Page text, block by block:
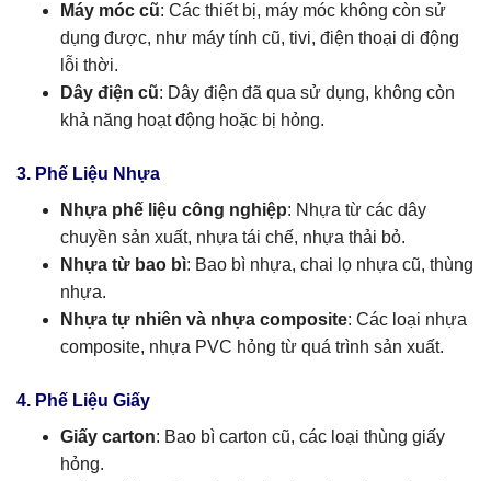
Máy móc cũ: Các thiết bị, máy móc không còn sử
dụng được, như máy tính cũ, tivi, điện thoại di động
lỗi thời.
Dây điện cũ: Dây điện đã qua sử dụng, không còn
khả năng hoạt động hoặc bị hỏng.
3. Phế Liệu Nhựa
Nhựa phế liệu công nghiệp: Nhựa từ các dây
chuyền sản xuất, nhựa tái chế, nhựa thải bỏ.
Nhựa từ bao bì: Bao bì nhựa, chai lọ nhựa cũ, thùng
nhựa.
Nhựa tự nhiên và nhựa composite: Các loại nhựa
composite, nhựa PVC hỏng từ quá trình sản xuất.
4. Phế Liệu Giấy
Giấy carton: Bao bì carton cũ, các loại thùng giấy
hỏng.